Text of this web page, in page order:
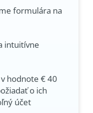
formulára na
intuitívne
hodnote € 40
o ich
účet